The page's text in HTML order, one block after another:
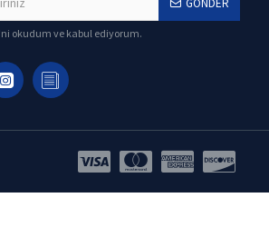
'ni okudum ve kabul ediyorum.